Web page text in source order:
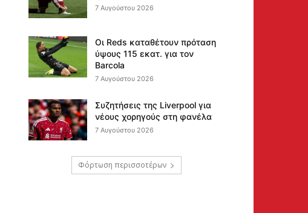
7 Αυγούστου 2026
Οι Reds καταθέτουν πρόταση
ύψους 115 εκατ. για τον
Barcola
7 Αυγούστου 2026
Συζητήσεις της Liverpool για
νέους χορηγούς στη φανέλα
7 Αυγούστου 2026
Φόρτωση περισσοτέρων